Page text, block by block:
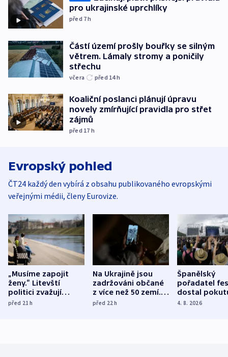
pro ukrajinské uprchlíky
před 7h
Částí území prošly bouřky se silným
větrem. Lámaly stromy a poničily
střechu
včera před 14h
Koaliční poslanci plánují úpravu
novely zmírňující pravidla pro střet
zájmů
před 17 h
Evropský pohled
ČT24 každý den vybírá z obsahu publikovaného evropskými
veřejnými médii, členy Eurovize.
„Musíme zapojit
ženy.“ Litevští
politici zvažují
dohodu o
před 21h
Na Ukrajině jsou
zadržováni občané
z více než 50 zemí.
Bojovali na straně
před 22h
Španělský
pořadatel
dostal
nekalé
4. 8. 2026